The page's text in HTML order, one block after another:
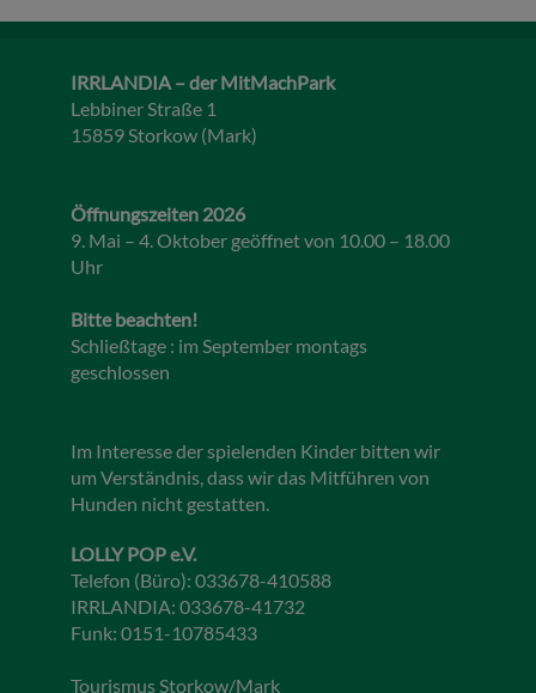
IRRLANDIA – der MitMachPark
Lebbiner Straße 1
15859 Storkow (Mark)
Öffnungszeiten 2026
9. Mai – 4. Oktober geöffnet von 10.00 – 18.00
Uhr
Bitte beachten!
Schließtage : im September montags
geschlossen
Im Interesse der spielenden Kinder bitten wir
um Verständnis, dass wir das Mitführen von
Hunden nicht gestatten.
LOLLY POP e.V.
Telefon (Büro): 033678-410588
IRRLANDIA: 033678-41732
Funk: 0151-10785433
Tourismus Storkow/Mark